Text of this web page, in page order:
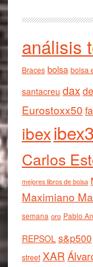
análisis
Braces bolsa bolsa
santacreu dax
Eurostoxx50
ibex
Carlos
mejores libros de bolsa
Maximiano
semana oro Pablo
REPSOL s&p500
street XAR